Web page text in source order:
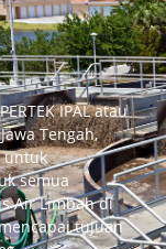
IPAL atau
Tengah,
untuk
semua
Air Limbah di
tujuan